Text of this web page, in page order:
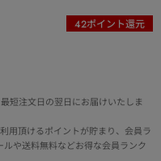
42ポイント還元
短注文日の翌日にお届けいたしま
用頂けるポイントが貯まり、会員ラ
や送料無料などお得な会員ランク